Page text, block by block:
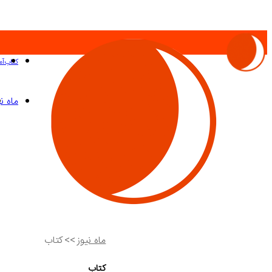
کتاب
ماه
ماه نیوز>>کتاب
کتاب